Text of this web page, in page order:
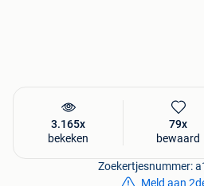
Facebook: @MeubelenDino
Instagram: meubelendino
Bezoek onze vernieuwde website
3.165x
bekeken
79x
bewaard
Zoekertjesnummer:
Meld aan